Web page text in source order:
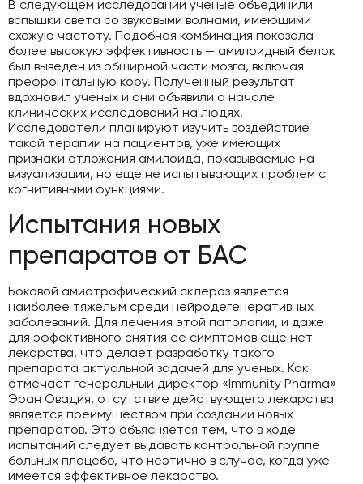
В следующем исследовании ученые объединили
вспышки света со звуковыми волнами, имеющими
схожую частоту. Подобная комбинация показала
более высокую эффективность — амилоидный белок
был выведен из обширной части мозга, включая
префронтальную кору. Полученный результат
вдохновил ученых и они объявили о начале
клинических исследований на людях.
Исследователи планируют изучить воздействие
такой терапии на пациентов, уже имеющих
признаки отложения амилоида, показываемые на
визуализации, но еще не испытывающих проблем с
когнитивными функциями.
Испытания новых
препаратов от БАС
Боковой амиотрофический склероз является
наиболее тяжелым среди нейродегенеративных
заболеваний. Для лечения этой патологии, и даже
для эффективного снятия ее симптомов еще нет
лекарства, что делает разработку такого
препарата актуальной задачей для ученых. Как
отмечает генеральный директор «Immunity Pharma»
Эран Овадия, отсутствие действующего лекарства
является преимуществом при создании новых
препаратов. Это объясняется тем, что в ходе
испытаний следует выдавать контрольной группе
больных плацебо, что неэтично в случае, когда уже
имеется эффективное лекарство.